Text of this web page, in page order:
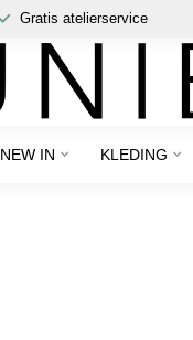
Gratis atelierservice
NEW IN KLEDING